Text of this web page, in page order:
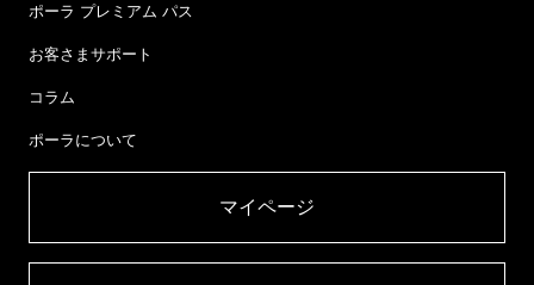
ポーラ プレミアム パス
お客さまサポート
コラム
ポーラについて
マイページ​